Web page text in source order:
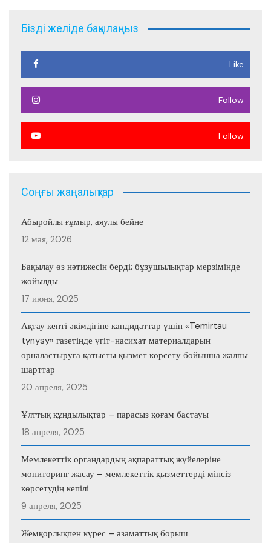
Бізді желіде бақылаңыз
Like
Follow
Follow
Соңғы жаңалықтар
Абыройлы ғұмыр, аяулы бейне
12 мая, 2026
Бақылау өз нәтижесін берді: бұзушылықтар мерзімінде
жойылды
17 июня, 2025
Ақтау кенті әкімдігіне кандидаттар үшін «Temirtau
tynysy» газетінде үгіт-насихат материалдарын
орналастыруға қатысты қызмет көрсету бойынша жалпы
шарттар
20 апреля, 2025
Ұлттық құндылықтар – парасыз қоғам бастауы
18 апреля, 2025
Мемлекеттік органдардың ақпараттық жүйелеріне
мониторинг жасау – мемлекеттік қызметтерді мінсіз
көрсетудің кепілі
9 апреля, 2025
Жемқорлықпен күрес – азаматтық борыш